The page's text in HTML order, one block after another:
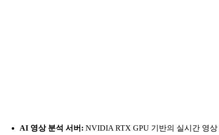
AI 영상 분석 서버: NVIDIA RTX GPU 기반의 실시간 영상